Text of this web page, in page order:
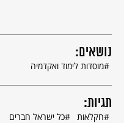
נושאים:
מוסדות לימוד ואקדמיה
תגיות:
חקלאות כל ישראל חברים